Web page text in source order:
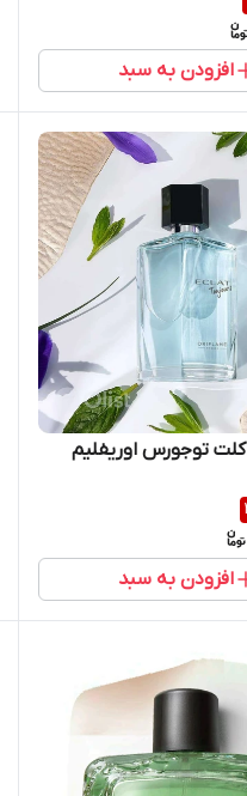
افزودن به سبد
توجورس اوریفلیم
افزودن به سبد